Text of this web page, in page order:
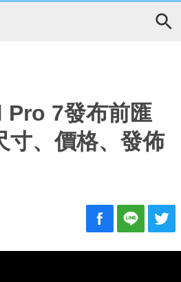
Pro 7發布前匯
寸、價格、發佈